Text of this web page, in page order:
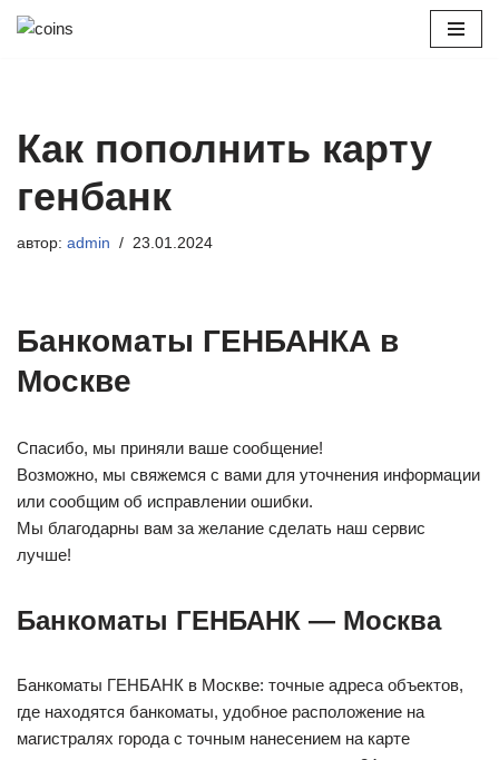
Как пополнить карту
генбанк
автор: admin 23.01.2024
Банкоматы ГЕНБАНКА в
Москве
Спасибо, мы приняли ваше сообщение!
Возможно, мы свяжемся с вами для уточнения информации
или сообщим об исправлении ошибки.
Мы благодарны вам за желание сделать наш сервис
лучше!
Банкоматы ГЕНБАНК — Москва
Банкоматы ГЕНБАНК в Москве: точные адреса объектов,
где находятся банкоматы, удобное расположение на
магистралях города с точным нанесением на карте